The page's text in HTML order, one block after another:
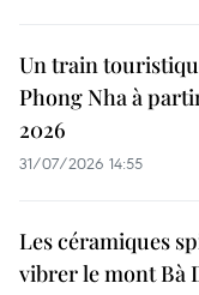
Un train
Phong Nha à
2026
31/07/2026 14:55
Les céramiques
vibrer le mont Bà